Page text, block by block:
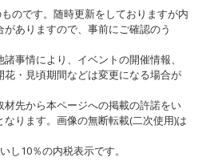
のです。随時更新をしておりますが内
ありますので、事前にご確認のう
事情により、イベントの開催情報、
・見頃期間などは変更になる場合が
先から本ページへの掲載の許諾をい
ります。画像の無断転載(二次使用)は
し10％の内税表示です。